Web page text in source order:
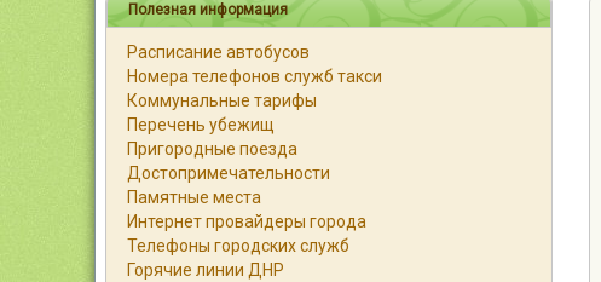
Полезная информация
Расписание автобусов
Номера телефонов служб такси
Коммунальные тарифы
Перечень убежищ
Пригородные поезда
Достопримечательности
Памятные места
Интернет провайдеры города
Телефоны городских служб
Горячие линии ДНР